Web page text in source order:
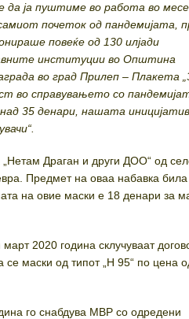
да ја пуштиме во работа во
почеток од пандемијата,
повеќе од 130 илјади
институции во Општина
во град Прилеп – Плакета
во справувањето со
35 денари, нашата
Драган и други ДОО“ од
Предмет на оваа набавка била
на овие маски е 18 денари за
2020 година склучуваат
се маски од типот „Н 95“ по цена
го снабдува МВР со одредени